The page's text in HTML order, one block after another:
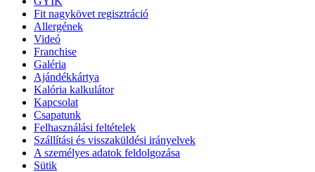
Fit nagykövet regisztráció
Allergének
Videó
Franchise
Galéria
Ajándékkártya
Kalória kalkulátor
Kapcsolat
Csapatunk
Felhasználási feltételek
Szállítási és visszaküldési irányelvek
A személyes adatok feldolgozása
Sütik